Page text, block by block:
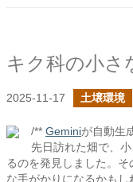
2025-11-17 土壌環境
/** Geminiが自動生
先日訪れた畑で、
るのを発見しました。
な手がかりになるかも